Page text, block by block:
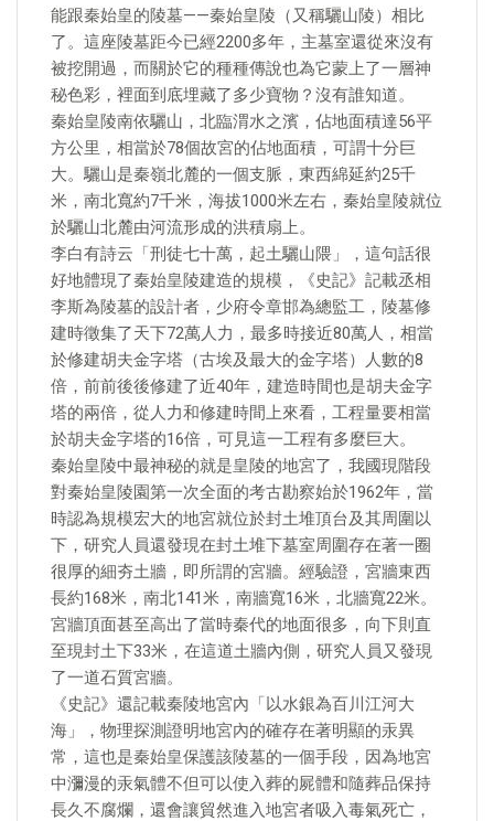
能跟秦始皇的陵墓——秦始皇陵（又稱驪山陵）相比
了。這座陵墓距今已經2200多年，主墓室還從來沒有
被挖開過，而關於它的種種傳說也為它蒙上了一層神
秘色彩，裡面到底埋藏了多少寶物？沒有誰知道。
秦始皇陵南依驪山，北臨渭水之濱，佔地面積達56平
方公里，相當於78個故宮的佔地面積，可謂十分巨
大。驪山是秦嶺北麓的一個支脈，東西綿延約25千
米，南北寬約7千米，海拔1000米左右，秦始皇陵就位
於驪山北麓由河流形成的洪積扇上。
李白有詩云「刑徒七十萬，起土驪山隈」，這句話很
好地體現了秦始皇陵建造的規模，《史記》記載丞相
李斯為陵墓的設計者，少府令章邯為總監工，陵墓修
建時徵集了天下72萬人力，最多時接近80萬人，相當
於修建胡夫金字塔（古埃及最大的金字塔）人數的8
倍，前前後後修建了近40年，建造時間也是胡夫金字
塔的兩倍，從人力和修建時間上來看，工程量要相當
於胡夫金字塔的16倍，可見這一工程有多麼巨大。
秦始皇陵中最神秘的就是皇陵的地宮了，我國現階段
對秦始皇陵園第一次全面的考古勘察始於1962年，當
時認為規模宏大的地宮就位於封土堆頂台及其周圍以
下，研究人員還發現在封土堆下墓室周圍存在著一圈
很厚的細夯土牆，即所謂的宮牆。經驗證，宮牆東西
長約168米，南北141米，南牆寬16米，北牆寬22米。
宮牆頂面甚至高出了當時秦代的地面很多，向下則直
至現封土下33米，在這道土牆內側，研究人員又發現
了一道石質宮牆。
《史記》還記載秦陵地宮內「以水銀為百川江河大
海」，物理探測證明地宮內的確存在著明顯的汞異
常，這也是秦始皇保護該陵墓的一個手段，因為地宮
中瀰漫的汞氣體不但可以使入葬的屍體和隨葬品保持
長久不腐爛，還會讓貿然進入地宮者吸入毒氣死亡，